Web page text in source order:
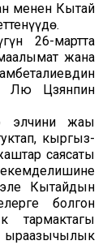
менен Кытай
26-мартта
жана
Лю Цзянпин
элчини жаңы
кыргыз-
саясаты
Кытайдын
болгон
тармактагы